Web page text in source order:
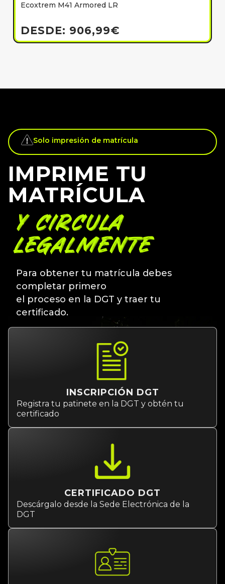
Ecoxtrem M41 Armored LR
DESDE: 906,99€
Solo impresión de matrícula
IMPRIME TU
MATRÍCULA
Y CIRCULA
LEGALMENTE
Para obtener tu matrícula debes
completar primero
el proceso en la DGT y traer tu
certificado.
INSCRIPCIÓN DGT
Registra tu patinete en la DGT y obtén tu
certificado
CERTIFICADO DGT
Descárgalo desde la Sede Electrónica de la
DGT